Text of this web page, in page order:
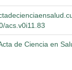
acs.v0i11.83
de Ciencia en